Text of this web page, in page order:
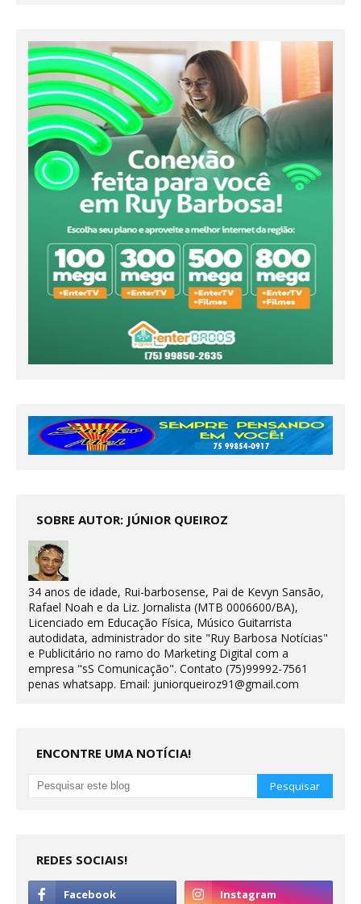
SOBRE AUTOR: JÚNIOR QUEIROZ
34 anos de idade, Rui-barbosense, Pai de Kevyn Sansão,
Rafael Noah e da Liz. Jornalista (MTB 0006600/BA),
Licenciado em Educação Física, Músico Guitarrista
autodidata, administrador do site "Ruy Barbosa Notícias"
e Publicitário no ramo do Marketing Digital com a
empresa "sS Comunicação". Contato (75)99992-7561
penas whatsapp. Email: juniorqueiroz91@gmail.com
ENCONTRE UMA NOTÍCIA!
REDES SOCIAIS!